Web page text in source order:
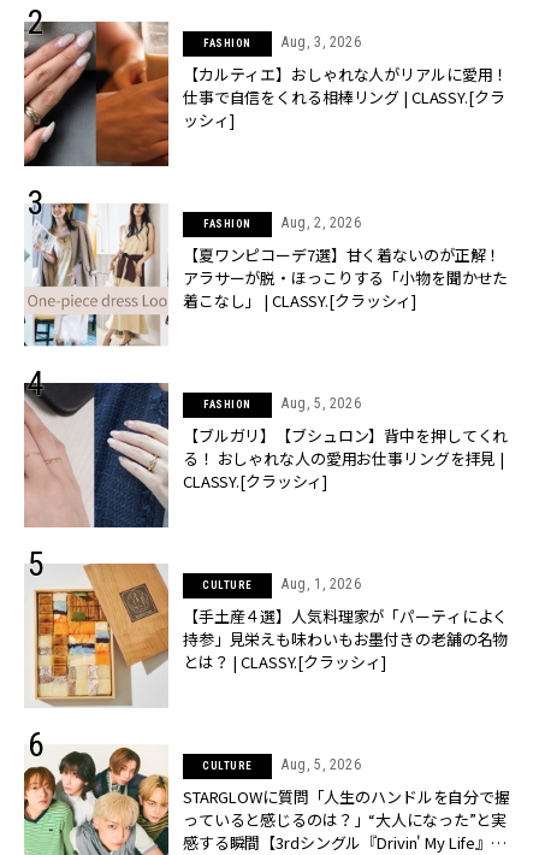
FASHION Aug, 3, 2026
【カルティエ】おしゃれな人がリアルに愛用！
仕事で自信をくれる相棒リング | CLASSY.[クラ
ッシィ]
FASHION Aug, 2, 2026
【夏ワンピコーデ7選】甘く着ないのが正解！
アラサーが脱・ほっこりする「小物を聞かせた
着こなし」 | CLASSY.[クラッシィ]
FASHION Aug, 5, 2026
【ブルガリ】【ブシュロン】背中を押してくれ
る！ おしゃれな人の愛用お仕事リングを拝見 |
CLASSY.[クラッシィ]
CULTURE Aug, 1, 2026
【手土産４選】人気料理家が「パーティによく
持参」見栄えも味わいもお墨付きの老舗の名物
とは？ | CLASSY.[クラッシィ]
CULTURE Aug, 5, 2026
STARGLOWに質問「人生のハンドルを自分で握
っていると感じるのは？」“大️人になった”と実
感する瞬間【3rdシングル『Drivin' My Life』発